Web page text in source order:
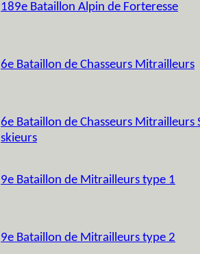
189e Bataillon Alpin de Forteresse
6e Bataillon de Chasseurs Mitrailleurs
6e Bataillon de Chasseurs Mitrailleurs
skieurs
9e Bataillon de Mitrailleurs type 1
9e Bataillon de Mitrailleurs type 2